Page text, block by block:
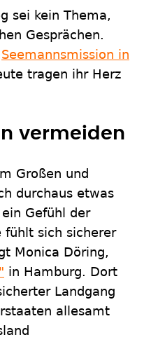
sei kein Thema,
Gesprächen.
Seemannsmission in
tragen ihr Herz
vermeiden
Großen und
durchaus etwas
Gefühl der
fühlt sich sicherer
Monica Döring,
in Hamburg. Dort
Landgang
allesamt